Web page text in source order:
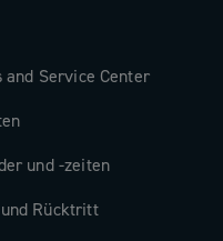
Service Center
und -zeiten
Rücktritt